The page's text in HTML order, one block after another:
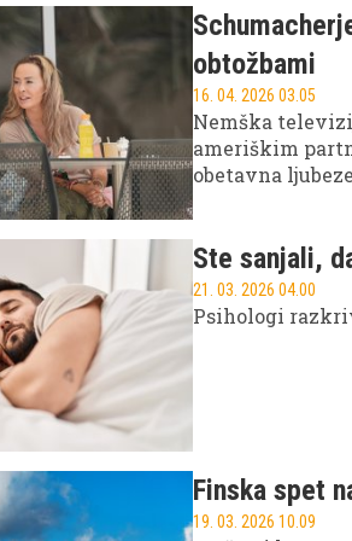
obtožbami
16. 04. 2026 03.05
Nemška
ameriškim
obetavna
Ste sanjali,
21. 03. 2026 04.00
Psihologi
Finska spet
19. 03. 2026 10.09